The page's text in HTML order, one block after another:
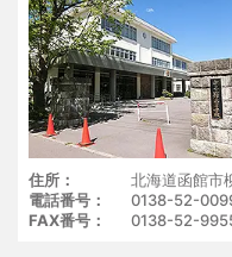
住所
北海道函館市
電話番号
0138-52-
FAX番号
0138-52-